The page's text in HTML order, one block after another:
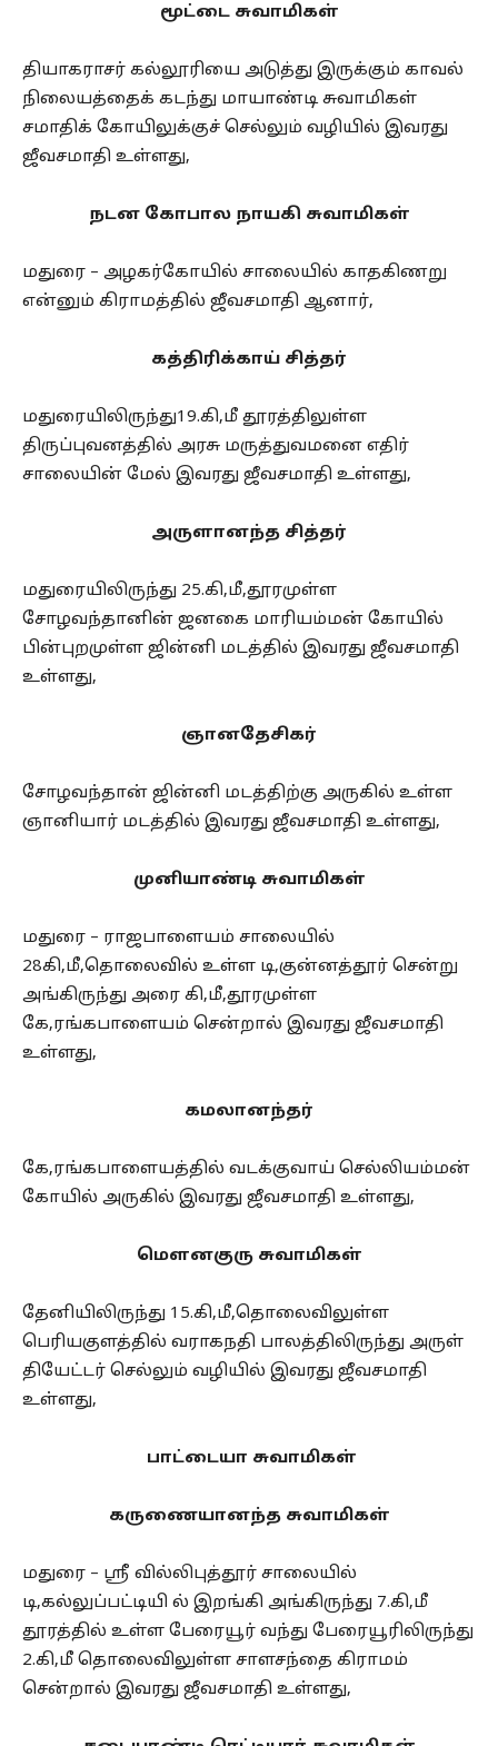
மூட்டை சுவாமிகள்
தியாகராசர் கல்லூரியை அடுத்து இருக்கும் காவல்
நிலையத்தைக் கடந்து மாயாண்டி சுவாமிகள்
சமாதிக் கோயிலுக்குச் செல்லும் வழியில் இவரது
ஜீவசமாதி உள்ளது,
நடன கோபால நாயகி சுவாமிகள்
மதுரை – அழகர்கோயில் சாலையில் காதகிணறு
என்னும் கிராமத்தில் ஜீவசமாதி ஆனார்,
கத்திரிக்காய் சித்தர்
மதுரையிலிருந்து19.கி,மீ தூரத்திலுள்ள
திருப்புவனத்தில் அரசு மருத்துவமனை எதிர்
சாலையின் மேல் இவரது ஜீவசமாதி உள்ளது,
அருளானந்த சித்தர்
மதுரையிலிருந்து 25.கி,மீ,தூரமுள்ள
சோழவந்தானின் ஜனகை மாரியம்மன் கோயில்
பின்புறமுள்ள ஜின்னி மடத்தில் இவரது ஜீவசமாதி
உள்ளது,
ஞானதேசிகர்
சோழவந்தான் ஜின்னி மடத்திற்கு அருகில் உள்ள
ஞானியார் மடத்தில் இவரது ஜீவசமாதி உள்ளது,
முனியாண்டி சுவாமிகள்
மதுரை – ராஜபாளையம் சாலையில்
28கி,மீ,தொலைவில் உள்ள டி,குன்னத்தூர் சென்று
அங்கிருந்து அரை கி,மீ,தூரமுள்ள
கே,ரங்கபாளையம் சென்றால் இவரது ஜீவசமாதி
உள்ளது,
கமலானந்தர்
கே,ரங்கபாளையத்தில் வடக்குவாய் செல்லியம்மன்
கோயில் அருகில் இவரது ஜீவசமாதி உள்ளது,
மௌனகுரு சுவாமிகள்
தேனியிலிருந்து 15.கி,மீ,தொலைவிலுள்ள
பெரியகுளத்தில் வராகநதி பாலத்திலிருந்து அருள்
தியேட்டர் செல்லும் வழியில் இவரது ஜீவசமாதி
உள்ளது,
பாட்டையா சுவாமிகள்
கருணையானந்த சுவாமிகள்
மதுரை – ஸ்ரீ வில்லிபுத்தூர் சாலையில்
டி,கல்லுப்பட்டியி ல் இறங்கி அங்கிருந்து 7.கி,மீ
தூரத்தில் உள்ள பேரையூர் வந்து பேரையூரிலிருந்து
2.கி,மீ தொலைவிலுள்ள சாளசந்தை கிராமம்
சென்றால் இவரது ஜீவசமாதி உள்ளது,